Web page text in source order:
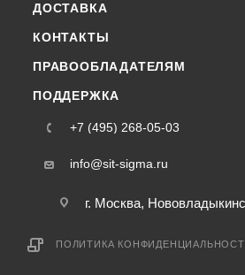
ДОСТАВКА
КОНТАКТЫ
ПРАВООБЛАДАТЕЛЯМ
ПОДДЕРЖКА
+7 (495) 268-05-03
info@sit-sigma.ru
г. Москва,
ПОЛИТИКА